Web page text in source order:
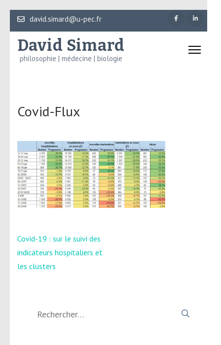
Aller
au
contenu
(Pressez
david.simard@u-pec.fr
David Simard
philosophie | médecine | biologie
Covid-Flux
Navigation
de
l’article
Covid-19 : sur le suivi des
indicateurs hospitaliers et
les clusters